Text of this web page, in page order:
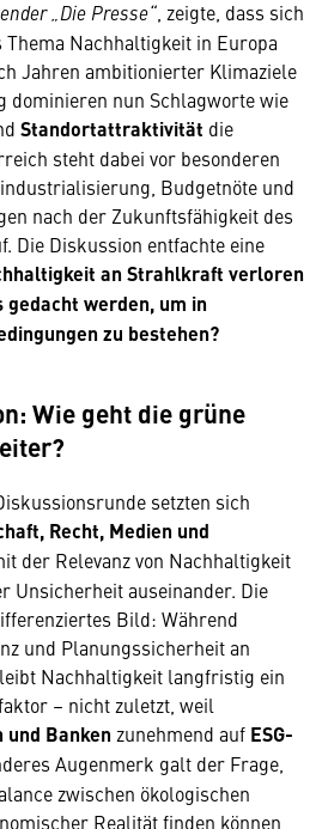
„Die Presse“ , zeigte, dass sich
Nachhaltigkeit in Europa
Jahren ambitionierter Klimaziele
dominieren nun Schlagworte wie
Standortattraktivität die
steht dabei vor besonderen
Budgetnöte und
nach der Zukunftsfähigkeit des
Die Diskussion entfachte eine
an Strahlkraft verloren
werden, um in
zu bestehen?
Wie geht die grüne
setzten sich
Recht, Medien und
der Relevanz von Nachhaltigkeit
Unsicherheit auseinander. Die
Bild: Während
und Planungssicherheit an
Nachhaltigkeit langfristig ein
– nicht zuletzt, weil
Banken zunehmend auf ESG-
Augenmerk galt der Frage,
zwischen ökologischen
Realität finden können